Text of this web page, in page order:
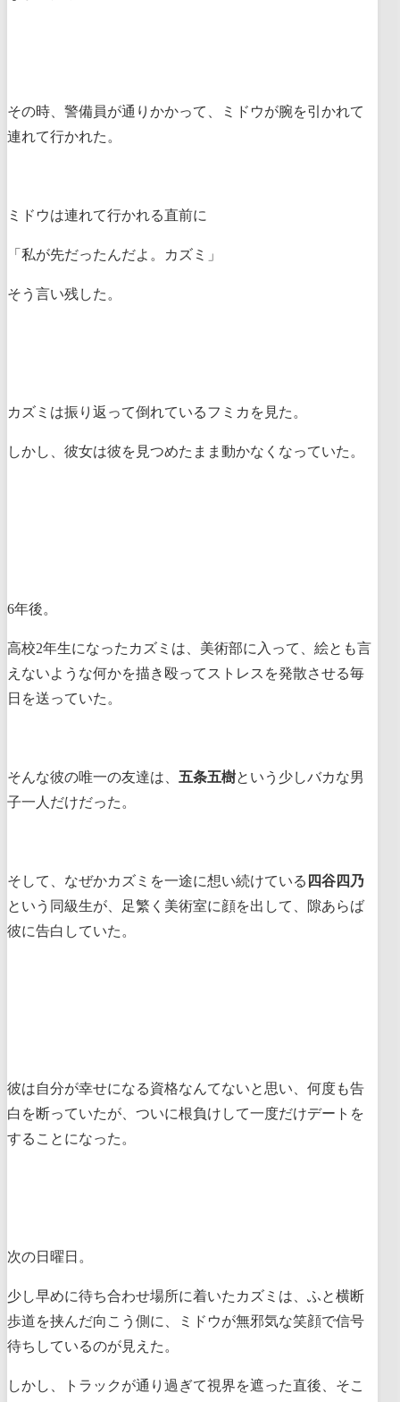
その時、警備員が通りかかって、ミドウが腕を引かれて
連れて行かれた。
ミドウは連れて行かれる直前に
「私が先だったんだよ。カズミ」
そう言い残した。
カズミは振り返って倒れているフミカを見た。
しかし、彼女は彼を見つめたまま動かなくなっていた。
6年後。
高校2年生になったカズミは、美術部に入って、絵とも言
えないような何かを描き殴ってストレスを発散させる毎
日を送っていた。
そんな彼の唯一の友達は、 五条五樹という少しバカな男
子一人だけだった。
そして、なぜかカズミを一途に想い続けている 四谷四乃
という同級生が、足繁く美術室に顔を出して、隙あらば
彼に告白していた。
彼は自分が幸せになる資格なんてないと思い、何度も告
白を断っていたが、ついに根負けして一度だけデートを
することになった。
次の日曜日。
少し早めに待ち合わせ場所に着いたカズミは、ふと横断
歩道を挟んだ向こう側に、ミドウが無邪気な笑顔で信号
待ちしているのが見えた。
しかし、トラックが通り過ぎて視界を遮った直後、そこ